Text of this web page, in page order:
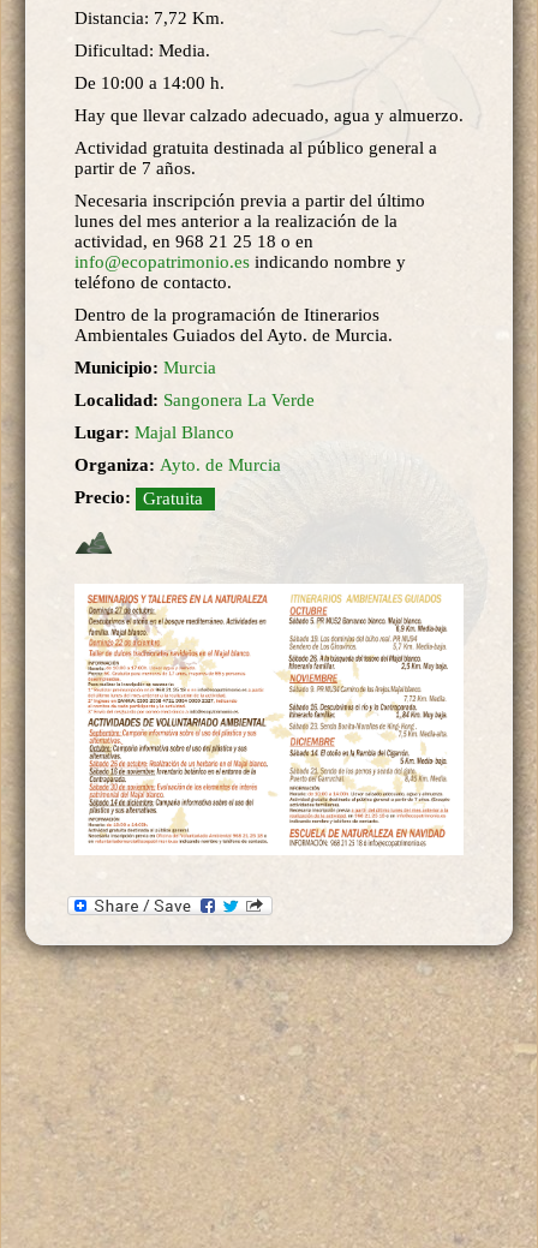
Distancia: 7,72 Km.
Dificultad: Media.
De 10:00 a 14:00 h.
Hay que llevar calzado adecuado, agua y almuerzo.
Actividad gratuita destinada al público general a
partir de 7 años.
Necesaria inscripción previa a partir del último
lunes del mes anterior a la realización de la
actividad, en 968 21 25 18 o en
info@ecopatrimonio.es indicando nombre y
teléfono de contacto.
Dentro de la programación de Itinerarios
Ambientales Guiados del Ayto. de Murcia.
Municipio: Murcia
Localidad: Sangonera La Verde
Lugar: Majal Blanco
Organiza: Ayto. de Murcia
Precio:
Gratuita